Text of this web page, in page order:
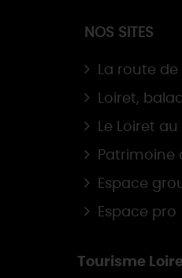
NOS SITES
La route de
Loiret,
Le Loiret
Patrimoine
Espace
Espace pro
Tourisme